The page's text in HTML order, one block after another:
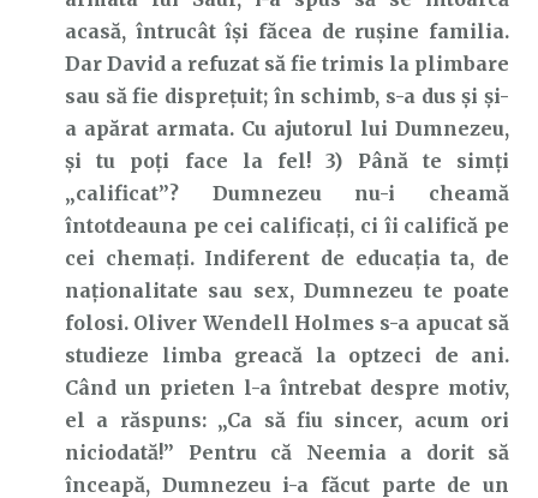
acasă, întrucât își făcea de rușine familia.
Dar David a refuzat să fie trimis la plimbare
sau să fie disprețuit; în schimb, s-a dus și și-
a apărat armata. Cu ajutorul lui Dumnezeu,
și tu poți face la fel! 3) Până te simți
„calificat”? Dumnezeu nu-i cheamă
întotdeauna pe cei calificați, ci îi califică pe
cei chemați. Indiferent de educația ta, de
naționalitate sau sex, Dumnezeu te poate
folosi. Oliver Wendell Holmes s-a apucat să
studieze limba greacă la optzeci de ani.
Când un prieten l-a întrebat despre motiv,
el a răspuns: „Ca să fiu sincer, acum ori
niciodată!” Pentru că Neemia a dorit să
înceapă, Dumnezeu i-a făcut parte de un